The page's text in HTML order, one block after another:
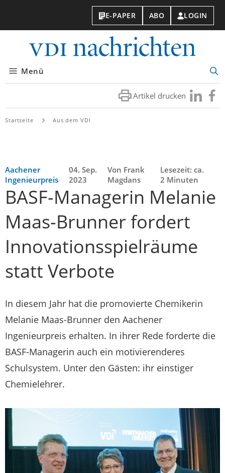
E-PAPER ABO LOGIN
Menü
Artikel drucken Besuchen
Sie
Sie
Startseite Aus dem VDI
Aachener
Ingenieurpreis
04. Sep.
2023
Von Frank
Magdans
Lesezeit: ca.
2 Minuten
BASF-Managerin Melanie
Maas-Brunner fordert
Innovationsspielräume
statt Verbote
In diesem Jahr hat die promovierte Chemikerin
Melanie Maas-Brunner den Aachener
Ingenieurpreis erhalten. In ihrer Rede forderte die
BASF-Managerin auch ein motivierenderes
Schulsystem. Unter den Gästen: ihr einstiger
Chemielehrer.